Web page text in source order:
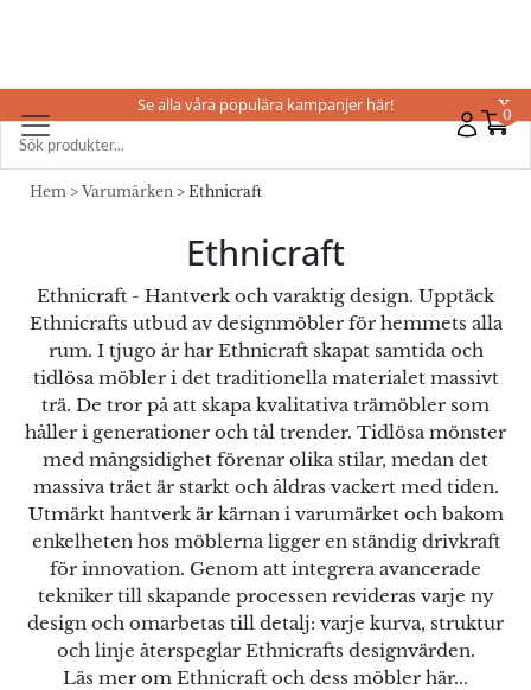
0
Se alla våra populära kampanjer här! X
Hem > Varumärken > Ethnicraft
Ethnicraft
Ethnicraft - Hantverk och varaktig design. Upptäck
Ethnicrafts utbud av designmöbler för hemmets alla
rum. I tjugo år har Ethnicraft skapat samtida och
tidlösa möbler i det traditionella materialet massivt
trä. De tror på att skapa kvalitativa trämöbler som
håller i generationer och tål trender. Tidlösa mönster
med mångsidighet förenar olika stilar, medan det
massiva träet är starkt och åldras vackert med tiden.
Utmärkt hantverk är kärnan i varumärket och bakom
enkelheten hos möblerna ligger en ständig drivkraft
för innovation. Genom att integrera avancerade
tekniker till skapande processen revideras varje ny
design och omarbetas till detalj: varje kurva, struktur
och linje återspeglar Ethnicrafts designvärden.
Läs mer om Ethnicraft och dess möbler här...